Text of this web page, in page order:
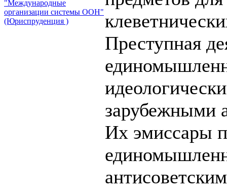
"Международные
организации системы ООН"
(Юриспруденция )
Преступная
зарубежными
Их эмиссары